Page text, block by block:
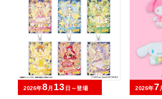
2026年8 月 13 日～登場 2026年7